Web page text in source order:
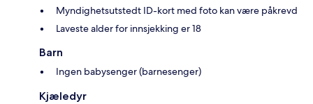
Myndighetsutstedt ID-kort med foto kan være påkrevd
Laveste alder for innsjekking er 18
Barn
Ingen babysenger (barnesenger)
Kjæledyr